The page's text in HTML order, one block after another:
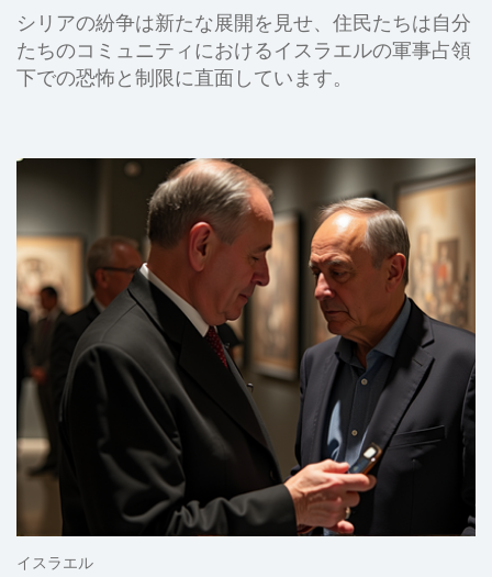
シリアの紛争は新たな展開を見せ、住民たちは自分
たちのコミュニティにおけるイスラエルの軍事占領
下での恐怖と制限に直面しています。
イスラエル